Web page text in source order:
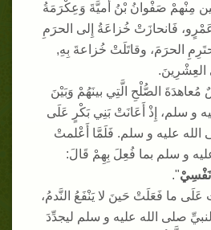
مِنْهمْ صَفْوانُ بْنُ أميَّةَ وَعِكْرَمَةُ
فَانحازَتْ خُزاعَةُ إِلى الحرَمِ
الحرَمَ، وقاتَلَتْ خُزاعةَ بِهِ,
العِشْرِينَ.
الصُّلْحِ الَّتِي بينَهُمْ وَبَيْنَ
و سلم، إِذْ أَعَانَتْ بَنِي بَكْرٍ عَلَى
الله عليه و سلم. فَلَمَّا أَعْلمتْ
و سلم بما فُعِلَ بِهِمْ قَالَ:
نَفْسِيْ".
ما فَعَلَتْ حَينَ لا يَنْفَعُ النَّدمُ،
صلى الله عليه و سلم ليجدِّدَ